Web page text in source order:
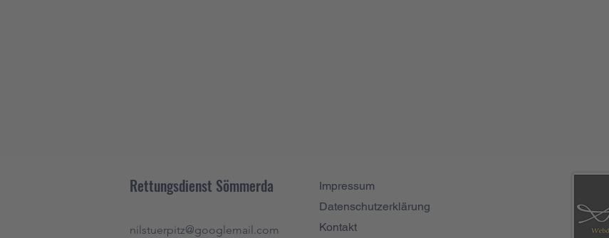
Rettungsdienst Sömmerda
nilstuerpitz@googlemail.com
Impressum
Datenschutzerklärung
Kontakt